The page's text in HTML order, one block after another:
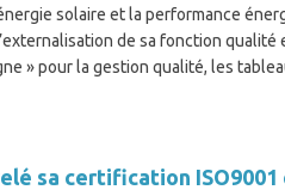
solaire et la performance
de sa fonction
» pour la gestion qualité, les
sa certification ISO9001